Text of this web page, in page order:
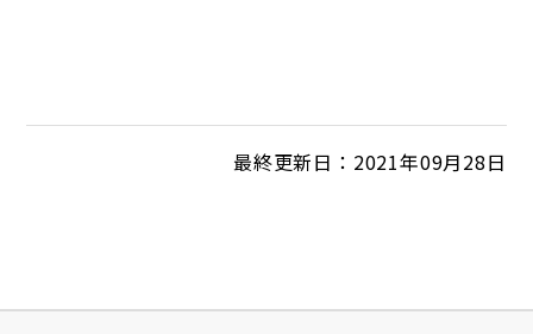
最終更新日：2021年09月28日